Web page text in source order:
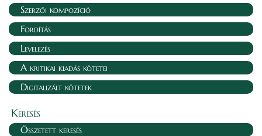
Szerzői kompozíció
Fordítás
Levelezés
A kritikai kiadás kötetei
Digitalizált kötetek
Keresés
Összetett keresés